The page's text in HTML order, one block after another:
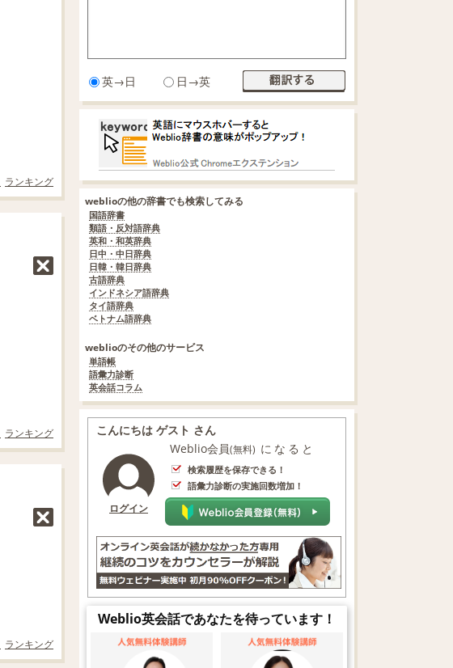
ランキング
ランキング
ランキング
英→日 日→英
weblioの他の辞書でも検索してみる
国語辞書
類語・反対語辞典
英和・和英辞典
日中・中日辞典
日韓・韓日辞典
古語辞典
インドネシア語辞典
タイ語辞典
ベトナム語辞典
weblioのその他のサービス
単語帳
語彙力診断
英会話コラム
こんにちは ゲスト さん
ログイン
Weblio会員(無料) になると
検索履歴を保存できる！
語彙力診断の実施回数増加！
Weblio英会話であなたを待っています！